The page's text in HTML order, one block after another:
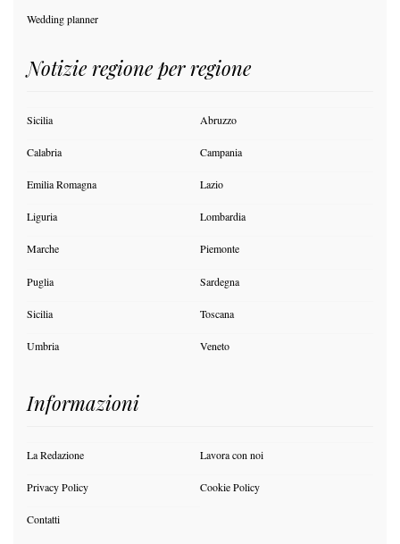
Wedding planner
Notizie regione per regione
Sicilia Abruzzo
Calabria Campania
Emilia Romagna Lazio
Liguria Lombardia
Marche Piemonte
Puglia Sardegna
Sicilia Toscana
Umbria Veneto
Informazioni
La Redazione Lavora con noi
Privacy Policy Cookie Policy
Contatti